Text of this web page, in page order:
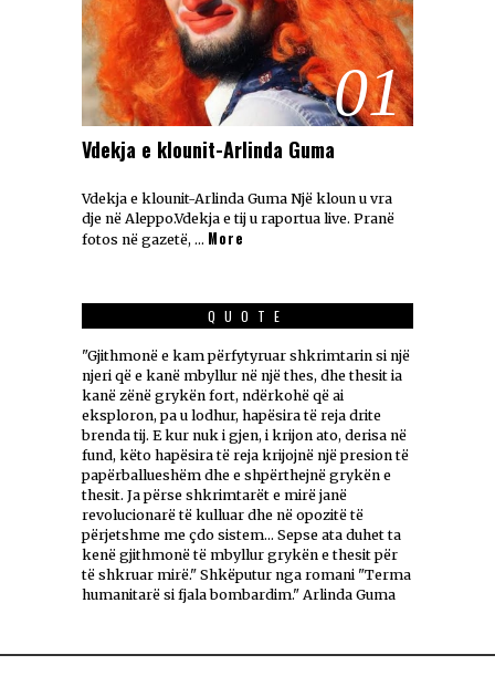
01
Vdekja e klounit-Arlinda Guma
Vdekja e klounit-Arlinda Guma Një kloun u vra
dje në Aleppo.Vdekja e tij u raportua live. Pranë
fotos në gazetë, … More
QUOTE
"Gjithmonë e kam përfytyruar shkrimtarin si një
njeri që e kanë mbyllur në një thes, dhe thesit ia
kanë zënë grykën fort, ndërkohë që ai
eksploron, pa u lodhur, hapësira të reja drite
brenda tij. E kur nuk i gjen, i krijon ato, derisa në
fund, këto hapësira të reja krijojnë një presion të
papërballueshëm dhe e shpërthejnë grykën e
thesit. Ja përse shkrimtarët e mirë janë
revolucionarë të kulluar dhe në opozitë të
përjetshme me çdo sistem... Sepse ata duhet ta
kenë gjithmonë të mbyllur grykën e thesit për
të shkruar mirë." Shkëputur nga romani "Terma
humanitarë si fjala bombardim." Arlinda Guma